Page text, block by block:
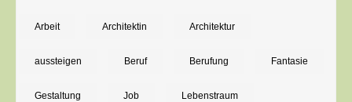
geheime
Leben
Arbeit Architektin Architektur
aussteigen Beruf Berufung Fantasie
Gestaltung Job Lebenstraum